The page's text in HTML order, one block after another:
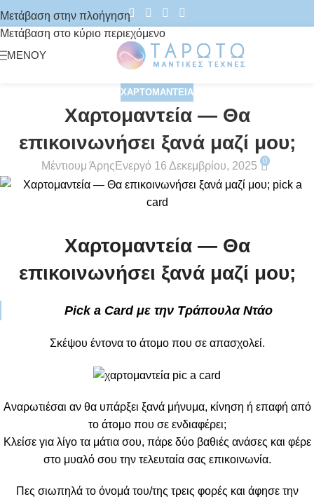
Μετάβαση στην πλοήγηση
Μετάβαση στο κύριο περιεχόμενο
ΜΕΝΟΎ
ΧΑΡΤΟΜΑΝΤΕΊΑ
Χαρτομαντεία — Θα
επικοινωνήσει ξανά μαζί μου;
Μέντιουμ Άρης Ενεργό 16 Δεκεμβρίου, 2025 0
Χαρτομαντεία — Θα
επικοινωνήσει ξανά μαζί μου;
Pick a Card με την Τράπουλα Ντάο
Σκέψου έντονα το άτομο που σε απασχολεί.
Αναρωτιέσαι αν θα υπάρξει ξανά μήνυμα, κίνηση ή επαφή από
το άτομο που σε ενδιαφέρει;
Κλείσε για λίγο τα μάτια σου, πάρε δύο βαθιές ανάσες και φέρε
στο μυαλό σου την τελευταία σας επικοινωνία.
Πες σιωπηλά το όνομά του/της τρεις φορές και άφησε την